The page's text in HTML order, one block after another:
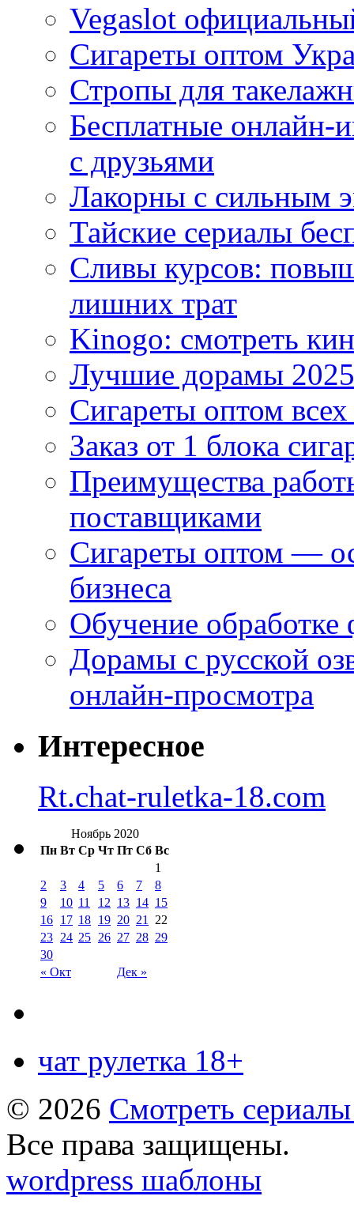
Vegaslot
Сигареты оптом
Стропы для
Бесплатные
с друзьями
Лакорны с сильным
Тайские сериалы
Сливы курсов:
лишних трат
Kinogo: смотреть
Лучшие дорамы
Сигареты оптом
Заказ от 1 блока
Преимущества
поставщиками
Сигареты оптом —
бизнеса
Обучение
Дорамы с русской
онлайн-просмотра
Интересное
Rt.chat-ruletka-18.com
Ноябрь 2020
Пн Вт Ср Чт Пт Сб Вс
« Окт Дек »
1
2
3 4 5 6 7
8
9
10 11 12 13 14 15
16 17 18 19 20 21
22
23 24 25 26 27 28 29
30
чат рулетка 18+
© 2026 Смотреть
Все права защищены.
wordpress шаблоны